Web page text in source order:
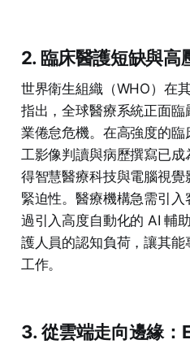
2. 臨床醫護短缺與高
世界衛生組織（WHO）在
指出，全球醫療系統正面
業倦怠危機。在高強度的臨
工影像判讀與病歷撰寫已
得智慧醫療科技與電腦視
緊迫性。醫療機構急需引
過引入高度自動化的 AI 輔
護人員的認知負荷，讓其
工作。
3. 從雲端走向邊緣：